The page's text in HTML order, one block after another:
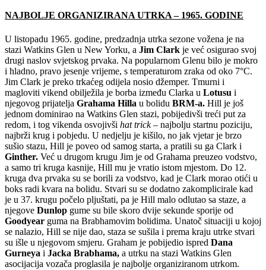
NAJBOLJE ORGANIZIRANA UTRKA – 1965. GODINE
U listopadu 1965. godine, predzadnja utrka sezone vožena je na
stazi Watkins Glen u New Yorku, a Jim Clark je već osigurao svoj
drugi naslov svjetskog prvaka. Na popularnom Glenu bilo je mokro
i hladno, pravo jesenje vrijeme, s temperaturom zraka od oko 7°C.
Jim Clark je preko trkaćeg odijela nosio džemper. Tmurni i
magloviti vikend obilježila je borba između Clarka u Lotusu i
njegovog prijatelja Grahama Hilla u bolidu BRM-a. Hill je još
jednom dominirao na Watkins Glen stazi, pobijedivši treći put za
redom, i tog vikenda osvojivši hat trick – najbolju startnu poziciju,
najbrži krug i pobjedu. U nedjelju je kišilo, no jak vjetar je brzo
sušio stazu, Hill je poveo od samog starta, a pratili su ga Clark i
Ginther. Već u drugom krugu Jim je od Grahama preuzeo vodstvo,
a samo tri kruga kasnije, Hill mu je vratio istom mjestom. Do 12.
kruga dva prvaka su se borili za vodstvo, kad je Clark morao otići u
boks radi kvara na bolidu. Stvari su se dodatno zakomplicirale kad
je u 37. krugu počelo pljuštati, pa je Hill malo odlutao sa staze, a
njegove Dunlop gume su bile skoro dvije sekunde sporije od
Goodyear guma na Brabhamovim bolidima. Unatoč situaciji u kojoj
se nalazio, Hill se nije dao, staza se sušila i prema kraju utrke stvari
su išle u njegovom smjeru. Graham je pobijedio ispred Dana
Gurneya i Jacka Brabhama, a utrku na stazi Watkins Glen
asocijacija vozača proglasila je najbolje organiziranom utrkom.